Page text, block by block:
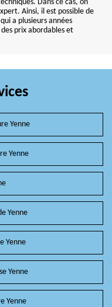
Dans ce cas, on
Ainsi, il est possible de
a plusieurs années
prix abordables et
Yenne
Yenne
Yenne
Yenne
Yenne
Yenne